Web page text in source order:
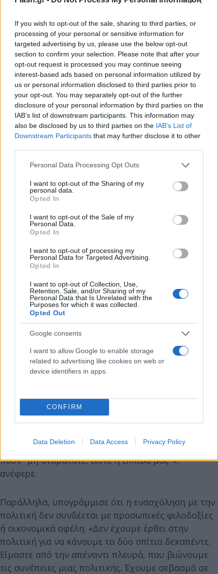
If you wish to opt-out of the sale, sharing to third parties, or
processing of your personal or sensitive information for
targeted advertising by us, please use the below opt-out
section to confirm your selection. Please note that after your
opt-out request is processed you may continue seeing
interest-based ads based on personal information utilized by
us or personal information disclosed to third parties prior to
your opt-out. You may separately opt-out of the further
disclosure of your personal information by third parties on the
IAB’s list of downstream participants. This information may
also be disclosed by us to third parties on the IAB’s List of
Downstream Participants that may further disclose it to other
Please note that this website/app uses one or more Google
not limited to your visit or usage behaviour. You may click to
grant or deny consent to Google and its third-party tags to
use your data for below specified purposes in below Google
consent section.
Personal Data Processing Opt Outs
I want to opt-out of the Sharing of my
personal data.
Opted In
I want to opt-out of the Sale of my
Personal Data.
Opted In
I want to opt-out of processing my
Personal Data for Targeted Advertising.
Opted In
I want to opt-out of Collection, Use,
Retention, Sale, and/or Sharing of my
Personal Data that Is Unrelated with the
Purposes for which it was collected.
Opted Out
Google consents
I want to allow Google to enable storage
related to advertising like cookies on web or
device identifiers in apps.
CONFIRM
Data Deletion Data Access Privacy Policy
Η πρόεδρος του κόμματος επιχείρησε να
διαχωρίσει τη δική της πολιτική παρουσία από
εκείνη των παραδοσιακών κομμάτων, τονίζοντας
ότι δεν προέρχεται από τον επαγγελματικό
πολιτικό χώρο.
«Δεν είμαι επαγγελματίας πολιτικός. Βλέπω όμως
πως στους δέκα ανθρώπους που θα συναντήσω
πλησιάσουν, θα μου δώσουν το χέρι και θα μου
πουν "μη σταματάτε, είστε η ελπίδα μας"»,
ανέφερε.
Παράλληλα, υπογράμμισε ότι η ενασχόληση με την
πολιτική δεν συνδέεται με προσωπικές φιλοδοξίες
ή οικονομικά οφέλη. «Δεν έχουμε έρθει στην
πολιτική για να κάνουμε τα δύο σπίτια δεκαπέντε.
Είμαστε από την απέναντι πλευρά, που βιώνουμε
τις συνέπειες μιας πολιτικής. Έχουμε σεβασμό σε